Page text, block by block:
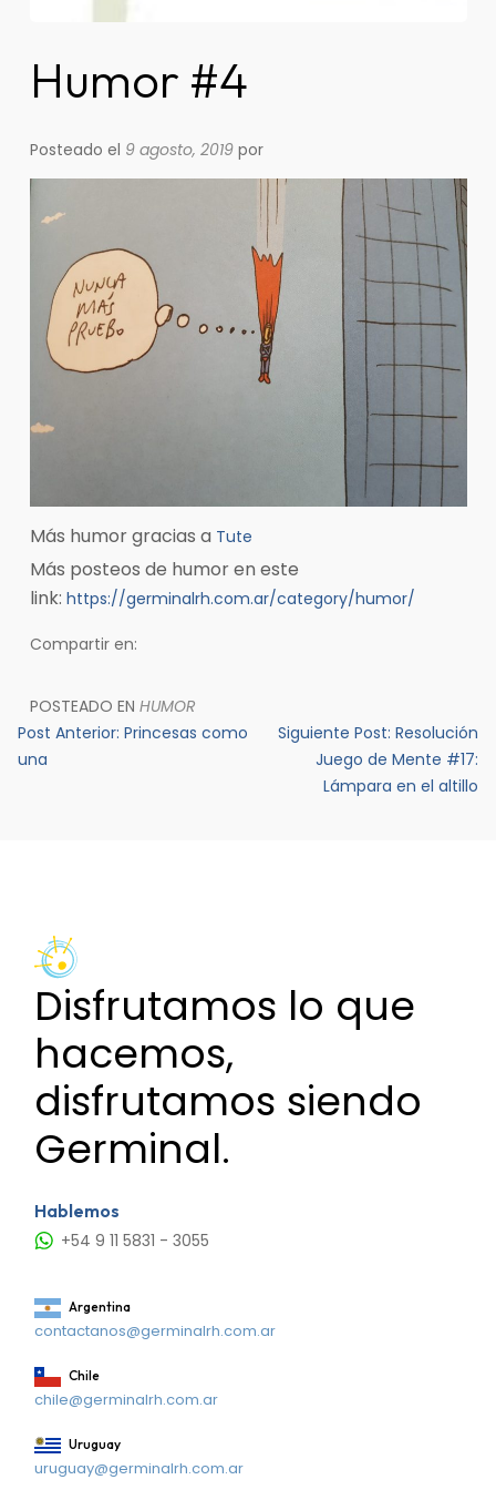
Humor #4
Posteado el 9 agosto, 2019por
Más humor gracias a Tute
Más posteos de humor en este
link: https://germinalrh.com.ar/category/humor/
Compartir en:
POSTEADO EN HUMOR
Navegación
de
Post Anterior: Princesas como
una
Siguiente Post: Resolución
Juego de Mente #17:
Lámpara en el altillo
Disfrutamos lo que
hacemos,
disfrutamos siendo
Germinal.
Hablemos
+54 9 11 5831 - 3055
Argentina
contactanos@germinalrh.com.ar
Chile
chile@germinalrh.com.ar
Uruguay
uruguay@germinalrh.com.ar